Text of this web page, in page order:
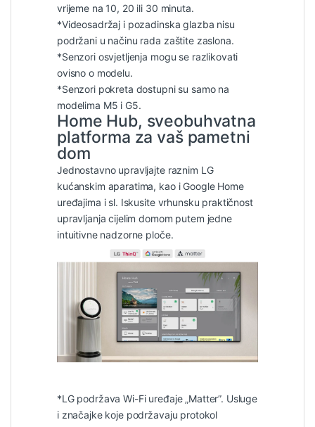
vrijeme na 10, 20 ili 30 minuta.
*Videosadržaj i pozadinska glazba nisu
podržani u načinu rada zaštite zaslona.
*Senzori osvjetljenja mogu se razlikovati
ovisno o modelu.
*Senzori pokreta dostupni su samo na
modelima M5 i G5.
Home Hub, sveobuhvatna
platforma za vaš pametni
dom
Jednostavno upravljajte raznim LG
kućanskim aparatima, kao i Google Home
uređajima i sl. Iskusite vrhunsku praktičnost
upravljanja cijelim domom putem jedne
intuitivne nadzorne ploče.
*LG podržava Wi-Fi uređaje „Matter”. Usluge
i značajke koje podržavaju protokol